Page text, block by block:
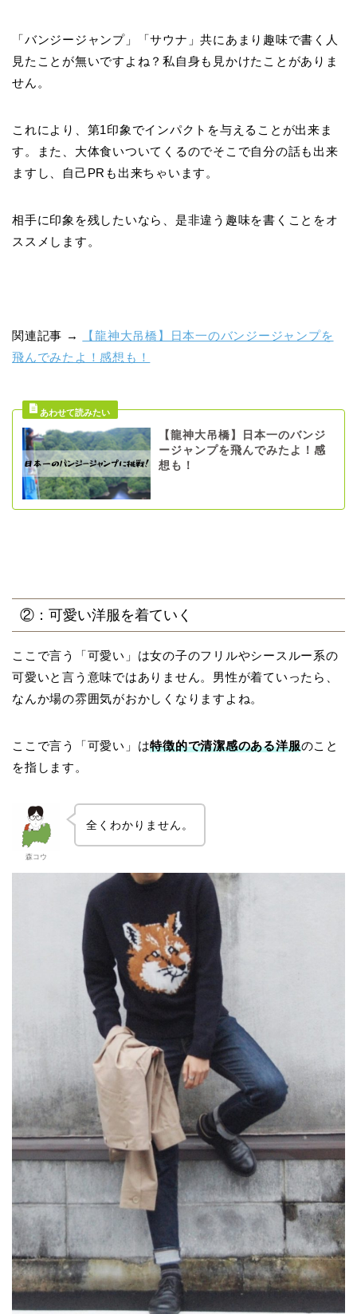
「バンジージャンプ」「サウナ」共にあまり趣味で書く人
見たことが無いですよね？私自身も見かけたことがありま
せん。
これにより、第1印象でインパクトを与えることが出来ま
す。また、大体食いついてくるのでそこで自分の話も出来
ますし、自己PRも出来ちゃいます。
相手に印象を残したいなら、是非違う趣味を書くことをオ
ススメします。
関連記事 →
【龍神大吊橋】日本一のバンジージャンプを
飛んでみたよ！感想も！
【龍神大吊橋】日本一のバンジ
ージャンプを飛んでみたよ！感
想も！
②：可愛い洋服を着ていく
ここで言う「可愛い」は女の子のフリルやシースルー系の
可愛いと言う意味ではありません。男性が着ていったら、
なんか場の雰囲気がおかしくなりますよね。
ここで言う「可愛い」は特徴的で清潔感のある洋服のこと
を指します。
森コウ
全くわかりません。